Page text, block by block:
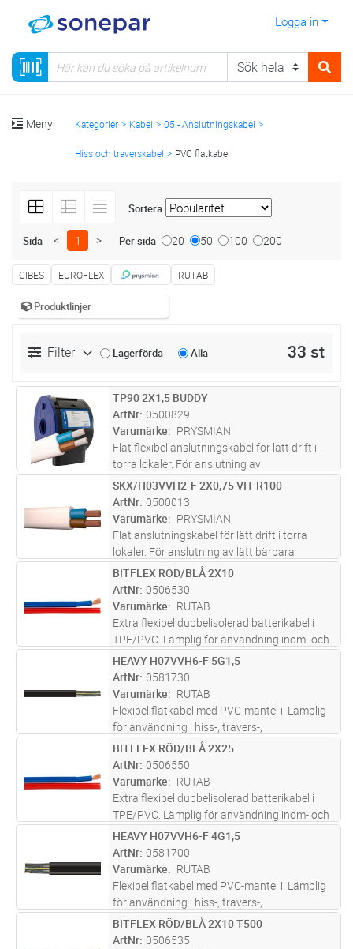
Logga in
Meny Kategorier Kabel 05 - Anslutningskabel
Hiss och traverskabel PVC flatkabel
Sortera
Sida < 1 > Per sida 20 50 100 200
CIBES EUROFLEX RUTAB
Produktlinjer
Filter Lagerförda Alla 33 st
M Lägg i kundvagn
TP90 2X1,5 BUDDY
ArtNr 0500829
Varumärke
PRYSMIAN
Flat flexibel anslutningskabel för lätt drift i
torra lokaler. För anslutning av
halogenlampor, downlights, etc. Max
ledartemperatur 90°C.
M Lägg i kundvagn
SKX/H03VVH2-F 2X0,75 VIT R100
ArtNr 0500013
Varumärke
PRYSMIAN
Flat anslutningskabel för lätt drift i torra
lokaler. För anslutning av lätt bärbara
apparater. Olämplig där risk för skador p g a
värme föreligger. Utsätts kabeln för
omfattande böjning eller vridni
M Lägg i kundvagn
BITFLEX RÖD/BLÅ 2X10
ArtNr 0506530
Varumärke
RUTAB
Extra flexibel dubbelisolerad batterikabel i
TPE/PVC. Lämplig för användning inom- och
utomhus som anslutningskabel för batterier.
Ledare: Röd/blå, Mantel:Transparant
M Lägg i kundvagn
HEAVY H07VVH6-F 5G1,5
ArtNr 0581730
Varumärke
RUTAB
Flexibel flatkabel med PVC-mantel i. Lämplig
för användning i hiss-, travers-,
krananläggningar och lyftanordningar där
kraftiga böjningar i ett plan förekommer. För
installation inomhus i torra och
M Lägg i kundvagn
BITFLEX RÖD/BLÅ 2X25
ArtNr 0506550
Varumärke
RUTAB
Extra flexibel dubbelisolerad batterikabel i
TPE/PVC. Lämplig för användning inom- och
utomhus som anslutningskabel för batterier.
Ledare: Röd/blå, Mantel:Transparant
M Lägg i kundvagn
HEAVY H07VVH6-F 4G1,5
ArtNr 0581700
Varumärke
RUTAB
Flexibel flatkabel med PVC-mantel i. Lämplig
för användning i hiss-, travers-,
krananläggningar och lyftanordningar där
kraftiga böjningar i ett plan förekommer. För
M Lägg i kundvagn
BITFLEX RÖD/BLÅ 2X10 T500
ArtNr 0506535